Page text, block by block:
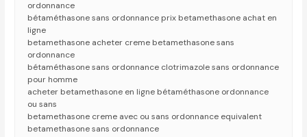
ordonnance
bétaméthasone sans ordonnance prix betamethasone achat en
ligne
betamethasone acheter creme betamethasone sans
ordonnance
bétaméthasone sans ordonnance clotrimazole sans ordonnance
pour homme
acheter betamethasone en ligne bétaméthasone ordonnance
ou sans
betamethasone creme avec ou sans ordonnance equivalent
betamethasone sans ordonnance